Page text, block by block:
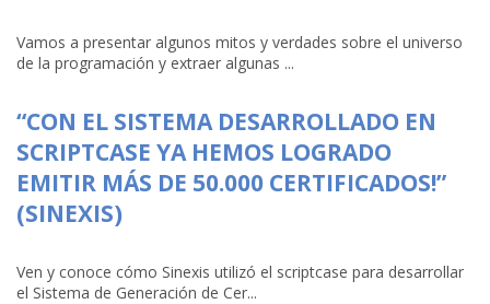
Vamos a presentar algunos mitos y verdades sobre el universo
de la programación y extraer algunas ...
“CON EL SISTEMA DESARROLLADO EN
SCRIPTCASE YA HEMOS LOGRADO
EMITIR MÁS DE 50.000 CERTIFICADOS!”
(SINEXIS)
Ven y conoce cómo Sinexis utilizó el scriptcase para desarrollar
el Sistema de Generación de Cer...